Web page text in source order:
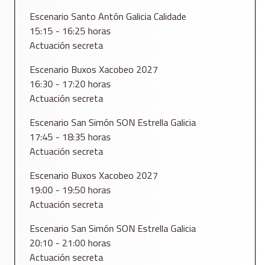
Escenario Santo Antón Galicia Calidade
15:15 - 16:25 horas
Actuación secreta
Escenario Buxos Xacobeo 2027
16:30 - 17:20 horas
Actuación secreta
Escenario San Simón SON Estrella Galicia
17:45 - 18:35 horas
Actuación secreta
Escenario Buxos Xacobeo 2027
19:00 - 19:50 horas
Actuación secreta
Escenario San Simón SON Estrella Galicia
20:10 - 21:00 horas
Actuación secreta